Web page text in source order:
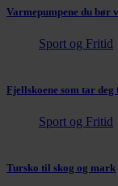
Varmepumpene du bør
Sport og Fritid
Fjellskoene som tar
Sport og Fritid
Tursko til skog og mark